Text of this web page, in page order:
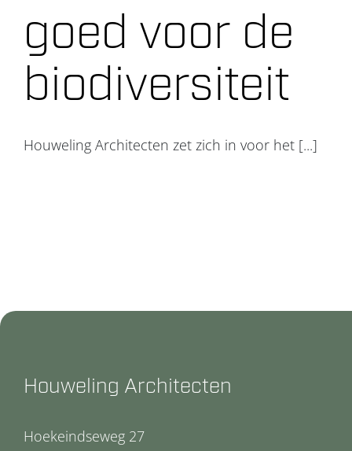
Projecten
Over ons
Contact
goed voor de
biodiversiteit
Houweling Architecten zet zich in voor het [...]
Houweling Architecten
Hoekeindseweg 27